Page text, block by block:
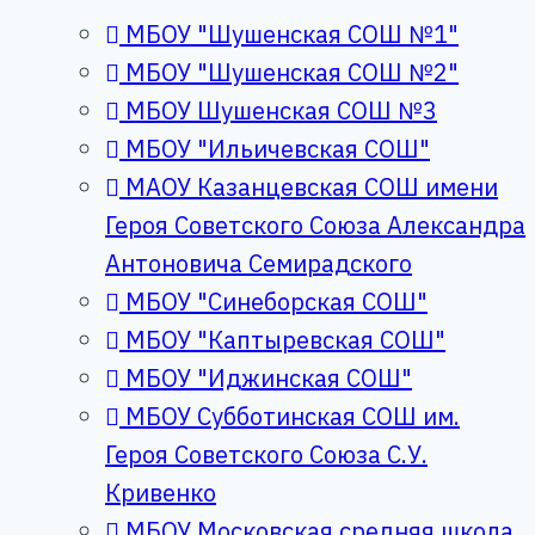
МБОУ "Шушенская СОШ №1"
МБОУ "Шушенская СОШ №2"
МБОУ Шушенская СОШ №3
МБОУ "Ильичевская СОШ"
МАОУ Казанцевская СОШ имени
Героя Советского Союза Александра
Антоновича Семирадского
МБОУ "Синеборская СОШ"
МБОУ "Каптыревская СОШ"
МБОУ "Иджинская СОШ"
МБОУ Субботинская СОШ им.
Героя Советского Союза С.У.
Кривенко